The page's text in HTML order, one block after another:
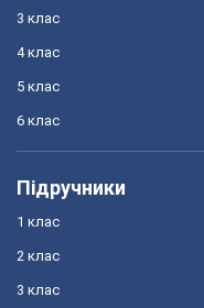
3 клас
4 клас
5 клас
6 клас
Підручники
1 клас
2 клас
3 клас